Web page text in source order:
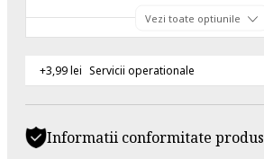
Vezi toate optiunile
+3,99 lei Servicii operationale
Informatii conformitate produs